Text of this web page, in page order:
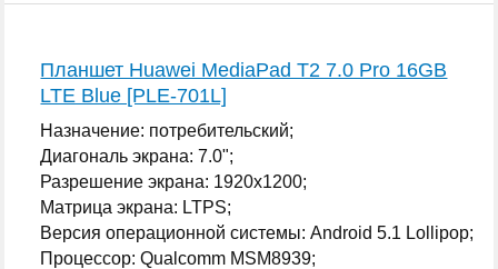
Планшет Huawei MediaPad T2 7.0 Pro 16GB
LTE Blue [PLE-701L]
Назначение: потребительский;
Диагональ экрана: 7.0";
Разрешение экрана: 1920x1200;
Матрица экрана: LTPS;
Версия операционной системы: Android 5.1 Lollipop;
Процессор: Qualcomm MSM8939;